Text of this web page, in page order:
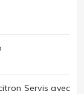
Servis avec